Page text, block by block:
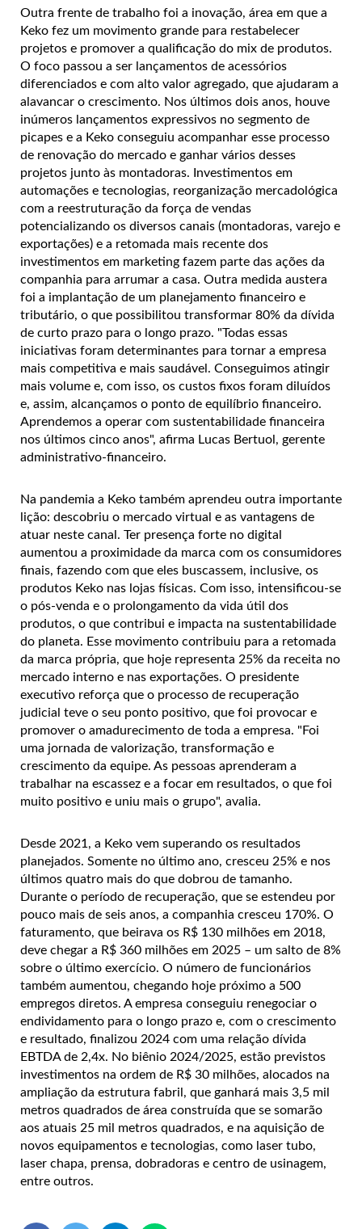
Outra frente de trabalho foi a inovação, área em que a
Keko fez um movimento grande para restabelecer
projetos e promover a qualificação do mix de produtos.
O foco passou a ser lançamentos de acessórios
diferenciados e com alto valor agregado, que ajudaram a
alavancar o crescimento. Nos últimos dois anos, houve
inúmeros lançamentos expressivos no segmento de
picapes e a Keko conseguiu acompanhar esse processo
de renovação do mercado e ganhar vários desses
projetos junto às montadoras. Investimentos em
automações e tecnologias, reorganização mercadológica
com a reestruturação da força de vendas
potencializando os diversos canais (montadoras, varejo e
exportações) e a retomada mais recente dos
investimentos em marketing fazem parte das ações da
companhia para arrumar a casa. Outra medida austera
foi a implantação de um planejamento financeiro e
tributário, o que possibilitou transformar 80% da dívida
de curto prazo para o longo prazo. "Todas essas
iniciativas foram determinantes para tornar a empresa
mais competitiva e mais saudável. Conseguimos atingir
mais volume e, com isso, os custos fixos foram diluídos
e, assim, alcançamos o ponto de equilíbrio financeiro.
Aprendemos a operar com sustentabilidade financeira
nos últimos cinco anos", afirma Lucas Bertuol, gerente
administrativo-financeiro.
Na pandemia a Keko também aprendeu outra importante
lição: descobriu o mercado virtual e as vantagens de
atuar neste canal. Ter presença forte no digital
aumentou a proximidade da marca com os consumidores
finais, fazendo com que eles buscassem, inclusive, os
produtos Keko nas lojas físicas. Com isso, intensificou-se
o pós-venda e o prolongamento da vida útil dos
produtos, o que contribui e impacta na sustentabilidade
do planeta. Esse movimento contribuiu para a retomada
da marca própria, que hoje representa 25% da receita no
mercado interno e nas exportações. O presidente
executivo reforça que o processo de recuperação
judicial teve o seu ponto positivo, que foi provocar e
promover o amadurecimento de toda a empresa. "Foi
uma jornada de valorização, transformação e
crescimento da equipe. As pessoas aprenderam a
trabalhar na escassez e a focar em resultados, o que foi
muito positivo e uniu mais o grupo", avalia.
Desde 2021, a Keko vem superando os resultados
planejados. Somente no último ano, cresceu 25% e nos
últimos quatro mais do que dobrou de tamanho.
Durante o período de recuperação, que se estendeu por
pouco mais de seis anos, a companhia cresceu 170%. O
faturamento, que beirava os R$ 130 milhões em 2018,
deve chegar a R$ 360 milhões em 2025 – um salto de 8%
sobre o último exercício. O número de funcionários
também aumentou, chegando hoje próximo a 500
empregos diretos. A empresa conseguiu renegociar o
endividamento para o longo prazo e, com o crescimento
e resultado, finalizou 2024 com uma relação dívida
EBTDA de 2,4x. No biênio 2024/2025, estão previstos
investimentos na ordem de R$ 30 milhões, alocados na
ampliação da estrutura fabril, que ganhará mais 3,5 mil
metros quadrados de área construída que se somarão
aos atuais 25 mil metros quadrados, e na aquisição de
novos equipamentos e tecnologias, como laser tubo,
laser chapa, prensa, dobradoras e centro de usinagem,
entre outros.